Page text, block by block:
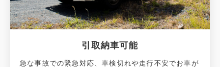
引取納車可能
急な事故での緊急対応、車検切れや走行不安でお車が